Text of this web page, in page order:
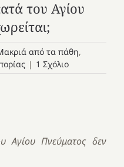
του Αγίου
από τα πάθη,
| 1 Σχόλιο
Αγίου Πνεύματος δεν